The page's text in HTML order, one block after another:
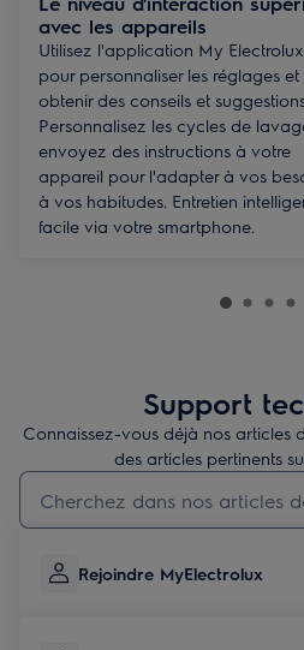
avec les appareils
Utilisez l'application My
pour personnaliser les réglages et
obtenir des conseils et
Personnalisez les cycles de
envoyez des instructions à votre
appareil pour l'adapter à vos
à vos habitudes. Entretien
facile via votre smartphone.
Support
Connaissez-vous déjà nos articles
des articles pertinents
Taper pour rechercher des articles de
Rejoindre MyElectrolux